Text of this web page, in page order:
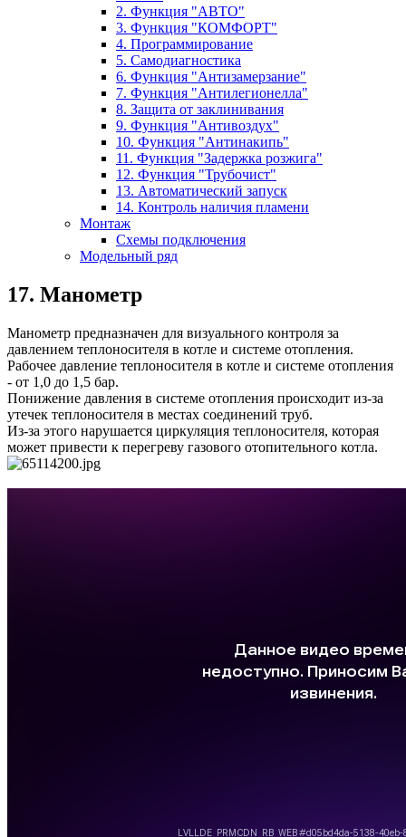
2. Функция "АВТО"
3. Функция "КОМФОРТ"
4. Программирование
5. Самодиагностика
6. Функция "Антизамерзание"
7. Функция "Антилегионелла"
8. Защита от заклинивания
9. Функция "Антивоздух"
10. Функция "Антинакипь"
11. Функция "Задержка розжига"
12. Функция "Трубочист"
13. Автоматический запуск
14. Контроль наличия пламени
Монтаж
Схемы подключения
Модельный ряд
17. Манометр
Манометр предназначен для визуального контроля за
давлением теплоносителя в котле и системе отопления.
Рабочее давление теплоносителя в котле и системе отопления
- от 1,0 до 1,5 бар.
Понижение давления в системе отопления происходит из-за
утечек теплоносителя в местах соединений труб.
Из-за этого нарушается циркуляция теплоносителя, которая
может привести к перегреву газового отопительного котла.